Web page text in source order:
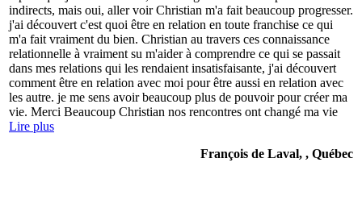
indirects, mais oui, aller voir Christian m'a fait beaucoup progresser.
j'ai découvert c'est quoi être en relation en toute franchise ce qui
m'a fait vraiment du bien. Christian au travers ces connaissance
relationnelle à vraiment su m'aider à comprendre ce qui se passait
dans mes relations qui les rendaient insatisfaisante, j'ai découvert
comment être en relation avec moi pour être aussi en relation avec
les autre. je me sens avoir beaucoup plus de pouvoir pour créer ma
vie. Merci Beaucoup Christian nos rencontres ont changé ma vie
Lire plus
François de Laval, , Québec